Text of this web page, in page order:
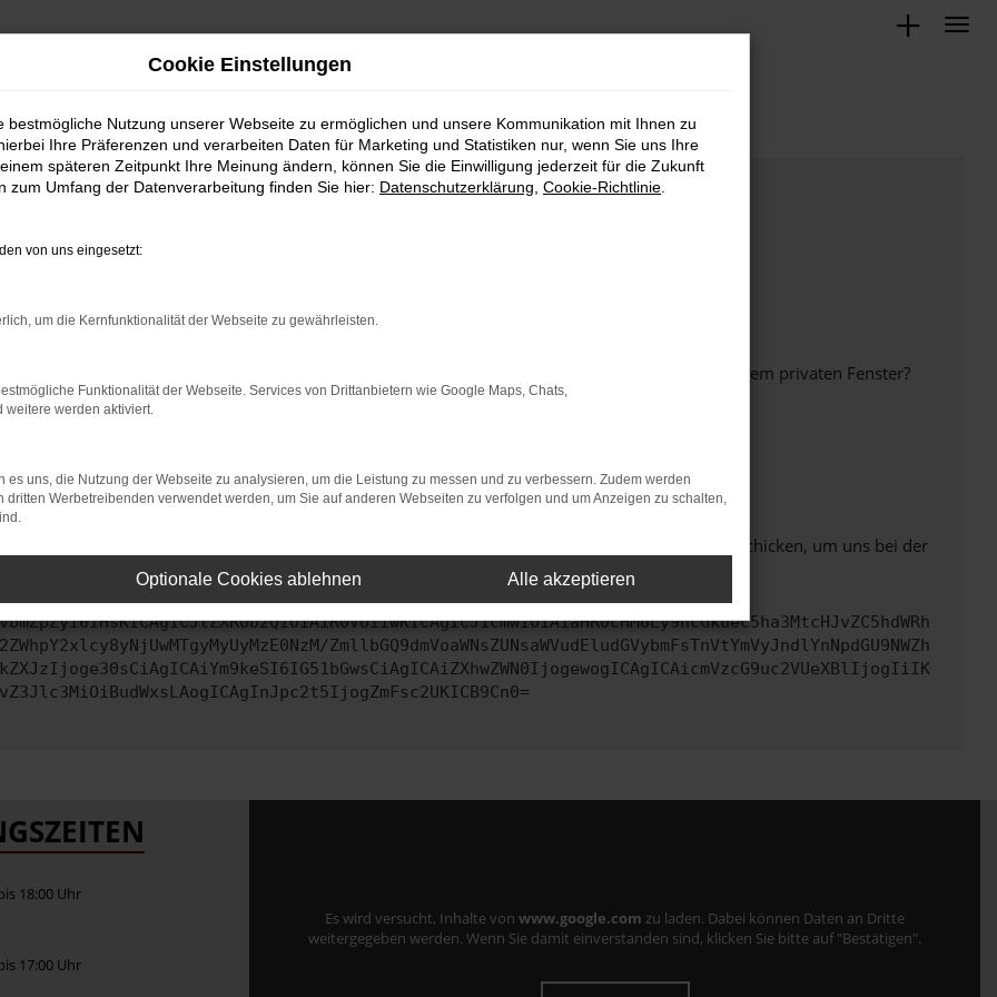
bestimmter Seiten verhindern. Funktioniert die Seite in einem anderen Browser oder in einem privaten Fenster?
beheben.
auf dem neuesten Stand sind.
kann auch dazu führen, dass bestimmte Funktionen nicht mehr unterstützt werden.
uns bitte. Wir werden versuchen, das Problem zu beheben. Du kannst uns diesen Text schicken, um uns bei der
ZmllbGQ9dmVoaWNsZUNsaWVudEludGVybmFsTnVtYmVyJndlYnNpdGU9NWZh
18:00 Uhr
17:00 Uhr
Es wird versucht, Inhalte von www.google.com zu laden. Dabei können Daten an Dritte
weitergegeben werden. Wenn Sie damit einverstanden sind, klicken Sie bitte auf "Bestätigen".
Cookie Einstellungen
bestmögliche Nutzung unserer Webseite zu ermöglichen und unsere Kommunikation mit Ihnen zu
Ihre Präferenzen und verarbeiten Daten für Marketing und Statistiken nur, wenn Sie uns Ihre
späteren Zeitpunkt Ihre Meinung ändern, können Sie die Einwilligung jederzeit für die Zukunft
zum Umfang der Datenverarbeitung finden Sie hier: Datenschutzerklärung Cookie-Richtlinie
von uns eingesetzt:
um die Kernfunktionalität der Webseite zu gewährleisten.
Funktionalität der Webseite. Services von Drittanbietern wie Google Maps, Chats,
weitere werden aktiviert.
es uns, die Nutzung der Webseite zu analysieren, um die Leistung zu messen und zu verbessern. Zudem werden
dritten Werbetreibenden verwendet werden, um Sie auf anderen Webseiten zu verfolgen und um Anzeigen zu schalten,
Optionale Cookies ablehnen Alle akzeptieren